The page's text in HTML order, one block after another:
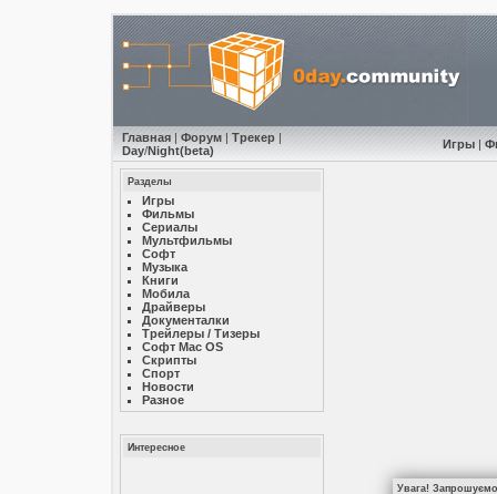
Главная| Форум| Трекер|
Day/Night(beta) Игры|
Разделы
Игры
Фильмы
Сериалы
Мультфильмы
Софт
Музыкa
Книги
Мобила
Драйверы
Документалки
Трейлеры / Тизеры
Софт Mac OS
Скрипты
Спорт
Новости
Разное
Интересное
Увага! Запрошуємо